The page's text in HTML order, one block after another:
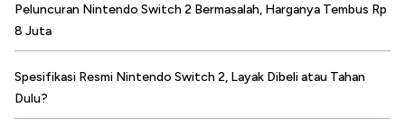
Peluncuran Nintendo Switch 2 Bermasalah, Harganya Tembus Rp
8 Juta
Spesifikasi Resmi Nintendo Switch 2, Layak Dibeli atau Tahan
Dulu?